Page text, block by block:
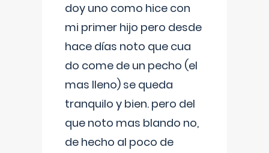
doy uno como hice con
mi primer hijo pero desde
hace días noto que cua
do come de un pecho (el
mas lleno) se queda
tranquilo y bien. pero del
que noto mas blando no,
de hecho al poco de